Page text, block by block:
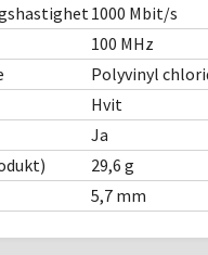
1000 Mbit/s
100 MHz
Polyvinyl
Hvit
Ja
29,6 g
5,7 mm